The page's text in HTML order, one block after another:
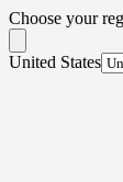
Choose your
United States